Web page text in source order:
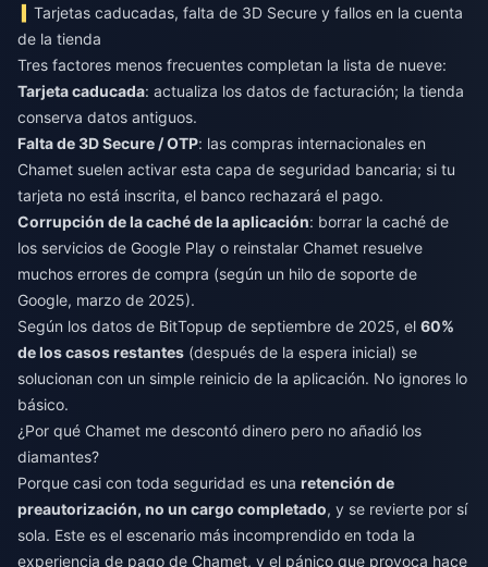
Tarjetas caducadas, falta de 3D Secure y fallos en la cuenta
de la tienda
Tres factores menos frecuentes completan la lista de nueve:
Tarjeta caducada: actualiza los datos de facturación; la tienda
conserva datos antiguos.
Falta de 3D Secure / OTP: las compras internacionales en
Chamet suelen activar esta capa de seguridad bancaria; si tu
tarjeta no está inscrita, el banco rechazará el pago.
Corrupción de la caché de la aplicación: borrar la caché de
los servicios de Google Play o reinstalar Chamet resuelve
muchos errores de compra (según un hilo de soporte de
Google, marzo de 2025).
Según los datos de BitTopup de septiembre de 2025, el 60%
de los casos restantes (después de la espera inicial) se
solucionan con un simple reinicio de la aplicación. No ignores lo
básico.
¿Por qué Chamet me descontó dinero pero no añadió los
diamantes?
Porque casi con toda seguridad es una retención de
preautorización, no un cargo completado, y se revierte por sí
sola. Este es el escenario más incomprendido en toda la
experiencia de pago de Chamet, y el pánico que provoca hace